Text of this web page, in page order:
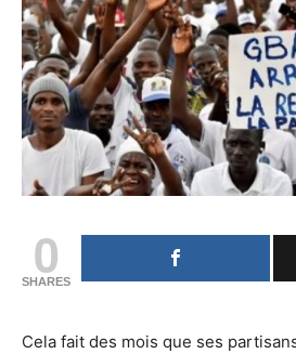
0
SHARES
Cela fait des mois que ses